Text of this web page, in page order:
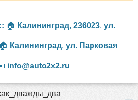
🏠 Калининград, 236023, ул.
🏠 Калининград, ул. Парковая
info@auto2x2.ru